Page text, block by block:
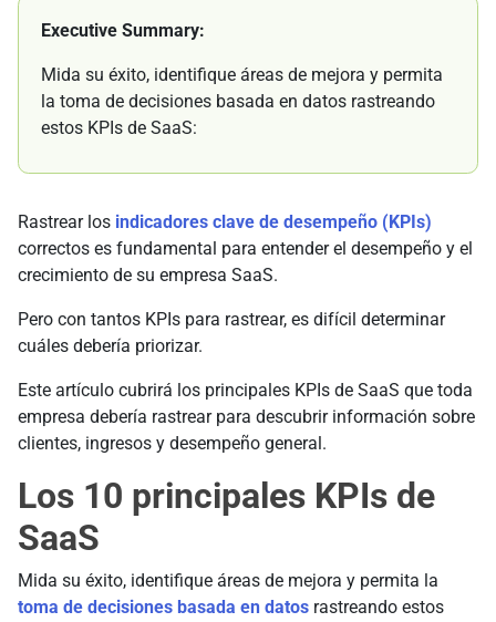
Executive Summary:
Mida su éxito, identifique áreas de mejora y permita
la toma de decisiones basada en datos rastreando
estos KPIs de SaaS:
Rastrear los indicadores clave de desempeño (KPIs)
correctos es fundamental para entender el desempeño y el
crecimiento de su empresa SaaS.
Pero con tantos KPIs para rastrear, es difícil determinar
cuáles debería priorizar.
Este artículo cubrirá los principales KPIs de SaaS que toda
empresa debería rastrear para descubrir información sobre
clientes, ingresos y desempeño general.
Los 10 principales KPIs de
SaaS
Mida su éxito, identifique áreas de mejora y permita la
toma de decisiones basada en datos rastreando estos